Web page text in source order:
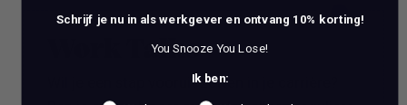
Work Talks
Wil je een stap vooruit zetten in je carrière?
Schrijf je nu in als werkgever en ontvang 10% korting!
You Snooze You Lose!
Ik ben: